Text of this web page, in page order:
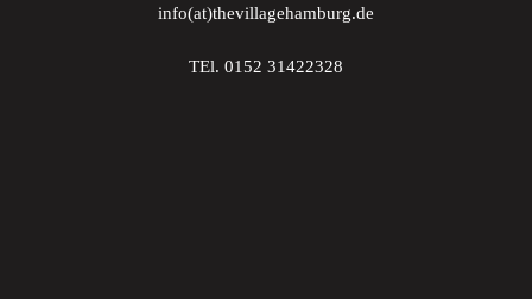
info(at)thevillagehamburg.de
TEl. 0152 31422328